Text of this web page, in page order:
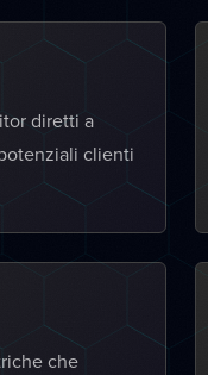
diretti a
clienti
che